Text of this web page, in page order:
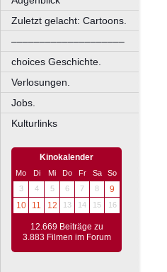
Zuletzt gelacht: Cartoons.
––––––––––––––––––––
choices Geschichte.
Verlosungen.
Jobs.
Kulturlinks
Kinokalender
Mo Di Mi Do Fr Sa
So
3
4 5 6 7 8
9
10
11 12 13 14 15 16
12.669 Beiträge zu
3.883 Filmen im Forum